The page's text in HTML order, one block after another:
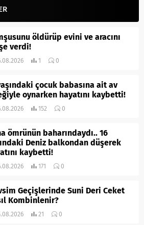
öldürüp evini ve aracını
verdi!
1 0
çocuk babasına ait av
oynarken hayatını kaybetti!
152 0
ömrünün baharındaydı.. 16
Deniz balkondan düşerek
kaybetti!
171 0
Geçişlerinde Suni Deri Ceket
Kombinlenir?
21 0